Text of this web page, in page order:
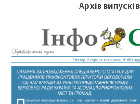
Архів випусків